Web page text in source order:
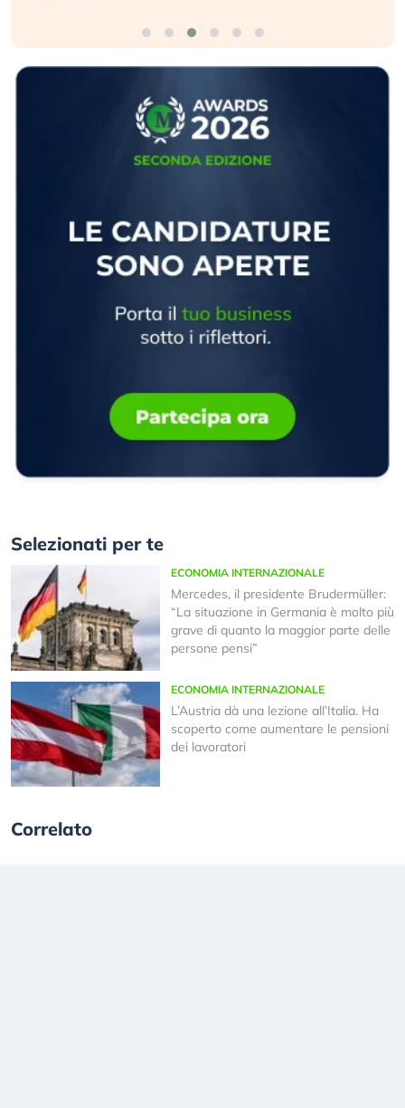
Selezionati per te
ECONOMIA INTERNAZIONALE
Mercedes, il presidente Brudermüller:
“La situazione in Germania è molto più
grave di quanto la maggior parte delle
persone pensi”
ECONOMIA INTERNAZIONALE
L’Austria dà una lezione all’Italia. Ha
scoperto come aumentare le pensioni
dei lavoratori
Correlato